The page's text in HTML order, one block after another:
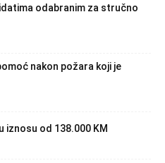
odabranim za stručno
nakon požara koji je
iznosu od 138.000 KM